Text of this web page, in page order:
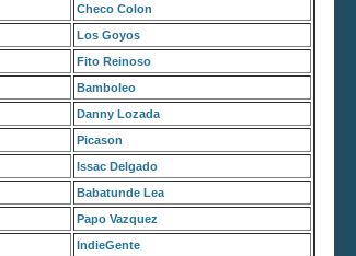
Checo Colon
Los Goyos
Fito Reinoso
Bamboleo
Danny Lozada
Picason
Issac Delgado
Babatunde Lea
Papo Vazquez
IndieGente